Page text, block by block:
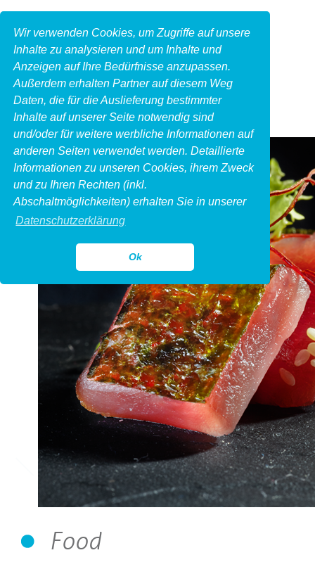
Wir verwenden Cookies, um Zugriffe auf unsere
Inhalte zu analysieren und um Inhalte und
Anzeigen auf Ihre Bedürfnisse anzupassen.
Außerdem erhalten Partner auf diesem Weg
Daten, die für die Auslieferung bestimmter
Inhalte auf unserer Seite notwendig sind
und/oder für weitere werbliche Informationen auf
anderen Seiten verwendet werden. Detaillierte
Informationen zu unseren Cookies, ihrem Zweck
und zu Ihren Rechten (inkl.
Abschaltmöglichkeiten) erhalten Sie in unserer
Datenschutzerklärung
Ok
Food